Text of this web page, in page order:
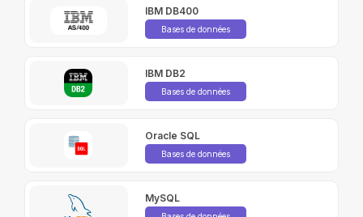
IBM DB400
Bases de données
IBM DB2
Bases de données
Oracle SQL
Bases de données
MySQL